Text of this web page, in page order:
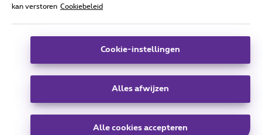
Algemene voorwaarden, consumenteninfo
Deze website is gecreëerd en wordt beheerd conform het
Koning Albert II-laan 27 - B-1030 Brussel.
Carrier & Wholesale Solutions
Telindus
kan verstoren Cookiebeleid
Cookie-instellingen
Alles afwijzen
Alle cookies accepteren